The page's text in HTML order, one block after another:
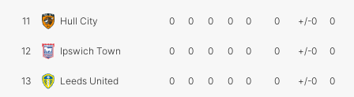
11 Hull City 0 0 0 0 0 0 +/-0 0
12 Ipswich Town 0 0 0 0 0 0 +/-0 0
13 Leeds United 0 0 0 0 0 0 +/-0 0